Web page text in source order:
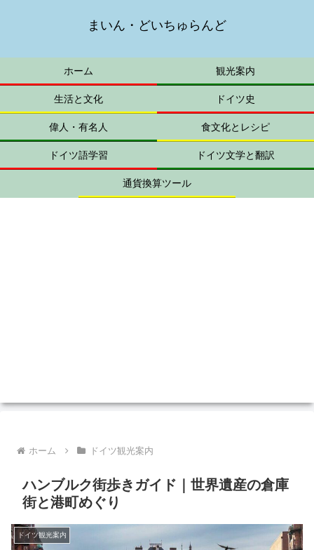
まいん・どいちゅらんど
ホーム 観光案内
生活と文化 ドイツ史
偉人・有名人 食文化とレシピ
ドイツ語学習 ドイツ文学と翻訳
通貨換算ツール
ホーム ドイツ観光案内
ハンブルク街歩きガイド｜世界遺産の倉庫
街と港町めぐり
ドイツ観光案内